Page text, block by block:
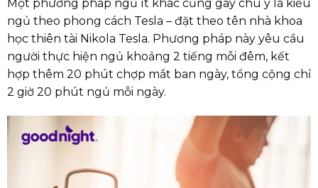
Một phương pháp ngủ ít khác cũng gây chú ý là kiểu
ngủ theo phong cách Tesla – đặt theo tên nhà khoa
học thiên tài Nikola Tesla. Phương pháp này yêu cầu
người thực hiện ngủ khoảng 2 tiếng mỗi đêm, kết
hợp thêm 20 phút chợp mắt ban ngày, tổng cộng chỉ
2 giờ 20 phút ngủ mỗi ngày.